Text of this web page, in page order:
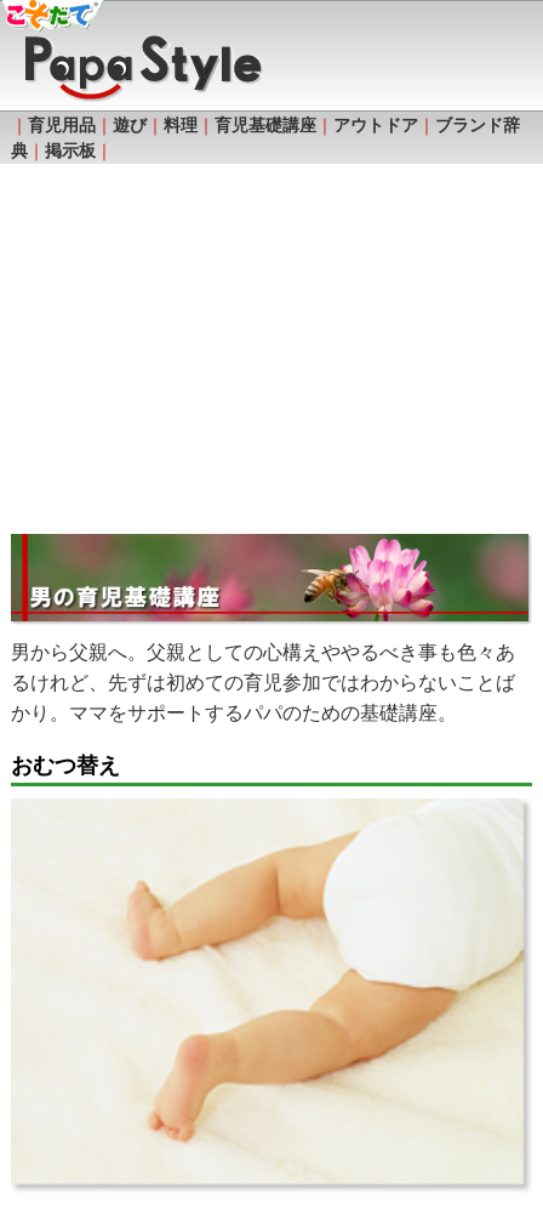
育児用品｜ 遊び｜ 料理｜ 育児基礎講座｜ アウトドア｜ ブランド辞
典｜ 掲示板
男から父親へ。父親としての心構えややるべき事も色々あ
るけれど、先ずは初めての育児参加ではわからないことば
かり。ママをサポートするパパのための基礎講座。
おむつ替え